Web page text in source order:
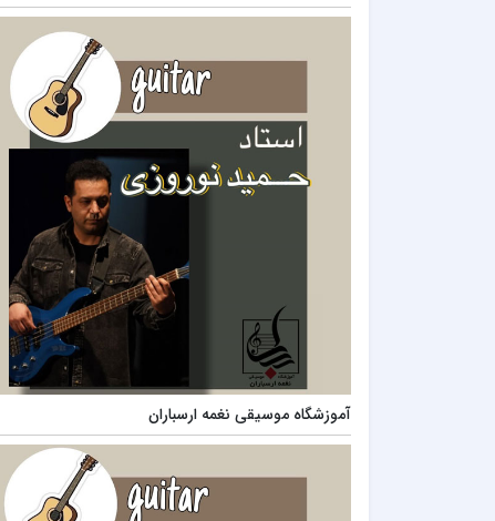
آموزشگاه موسیقی نغمه ارسباران